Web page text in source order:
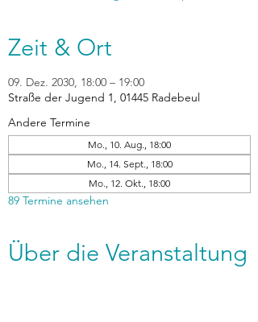
Zeit & Ort
09. Dez. 2030, 18:00 – 19:00
Straße der Jugend 1, 01445 Radebeul
Andere Termine
Mo., 10. Aug., 18:00
Mo., 14. Sept., 18:00
Mo., 12. Okt., 18:00
89 Termine ansehen
Über die Veranstaltung